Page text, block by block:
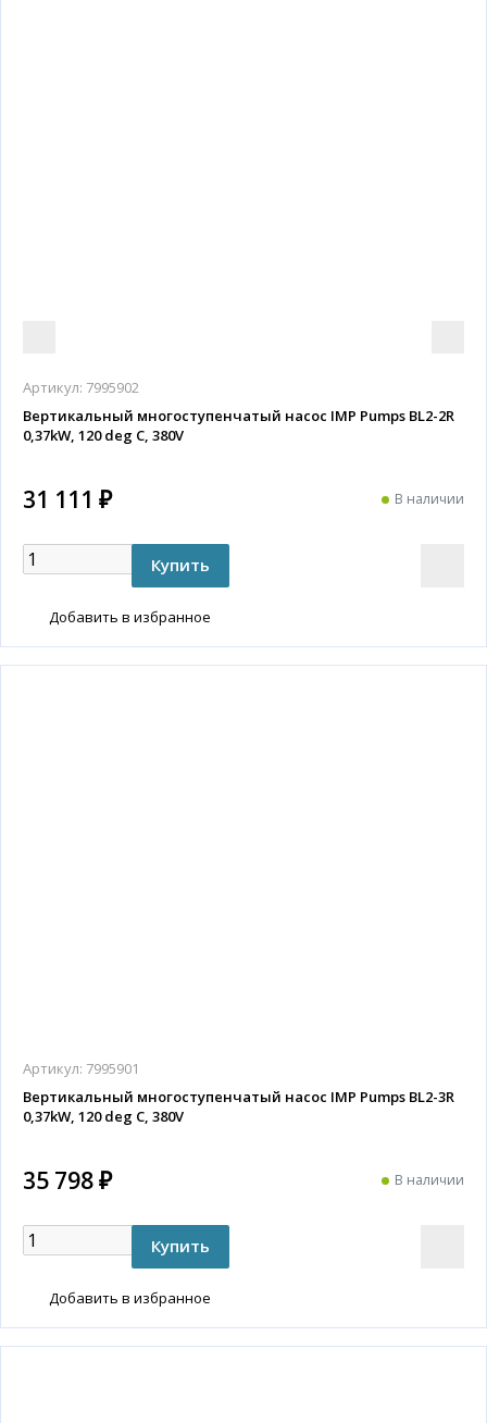
Артикул: 7995902
Вертикальный многоступенчатый насос IMP Pumps BL2-2R
0,37kW, 120 deg C, 380V
31 111 ₽ В наличии
Добавить в избранное
Артикул: 7995901
Вертикальный многоступенчатый насос IMP Pumps BL2-3R
0,37kW, 120 deg C, 380V
35 798 ₽ В наличии
Добавить в избранное